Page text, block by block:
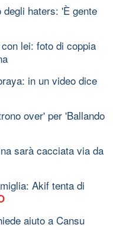
haters: 'È gente
lei: foto di coppia
in un video dice
over' per 'Ballando
sarà cacciata via da
Akif tenta di
aiuto a Cansu